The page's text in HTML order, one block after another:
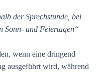
der Sprechstunde, bei
Sonn- und Feiertagen“
wenn eine dringend
ausgeführt wird, während